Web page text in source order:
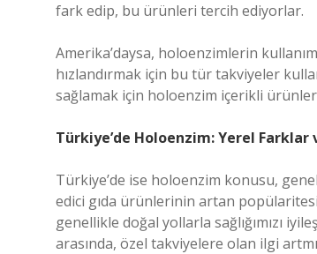
fark edip, bu ürünleri tercih ediyorlar.
Amerika’daysa, holoenzimlerin
hızlandırmak için bu tür takviyeler
sağlamak için holoenzim içerikli
Türkiye’de Holoenzim: Yerel Farklar
Türkiye’de ise holoenzim konusu,
edici gıda ürünlerinin artan
genellikle doğal yollarla sağlığımızı
arasında, özel takviyelere olan ilgi